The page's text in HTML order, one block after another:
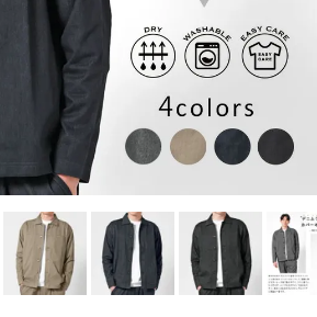
カートに入れる
カートに入れる
カートに入れる
再入荷お知らせ
カートに入れる